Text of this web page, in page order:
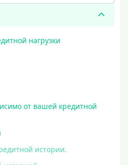
нагрузки
от вашей кредитной
истории.